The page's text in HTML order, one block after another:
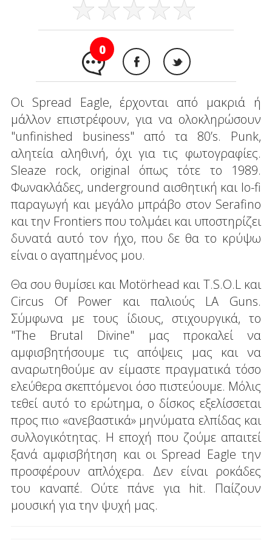
0
Οι Spread Eagle, έρχονται από μακριά ή
μάλλον επιστρέφουν, για να ολοκληρώσουν
"unfinished business" από τα 80’s. Punk,
αλητεία αληθινή, όχι για τις φωτογραφίες.
Sleaze rock, original όπως τότε το 1989.
Φωνακλάδες, underground αισθητική και lo-fi
παραγωγή και μεγάλο μπράβο στον Serafino
και την Frontiers που τολμάει και υποστηρίζει
δυνατά αυτό τον ήχο, που δε θα το κρύψω
είναι ο αγαπημένος μου.
Θα σου θυμίσει και Motörhead και Τ.S.O.L και
Circus Of Power και παλιούς LA Guns.
Σύμφωνα με τους ίδιους, στιχουργικά, το
"The Brutal Divine" μας προκαλεί να
αμφισβητήσουμε τις απόψεις μας και να
αναρωτηθούμε αν είμαστε πραγματικά τόσο
ελεύθερα σκεπτόμενοι όσο πιστεύουμε. Μόλις
τεθεί αυτό το ερώτημα, ο δίσκος εξελίσσεται
προς πιο «ανεβαστικά» μηνύματα ελπίδας και
συλλογικότητας. Η εποχή που ζούμε απαιτεί
ξανά αμφισβήτηση και οι Spread Eagle την
προσφέρουν απλόχερα. Δεν είναι ροκάδες
του καναπέ. Ούτε πάνε για hit. Παίζουν
μουσική για την ψυχή μας.